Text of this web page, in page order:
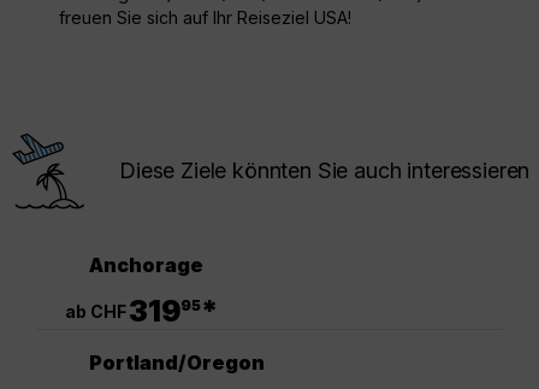
freuen Sie sich auf Ihr Reiseziel USA!
Diese Ziele könnten Sie auch interessieren
Anchorage
ab CHF31995*
Portland/Oregon